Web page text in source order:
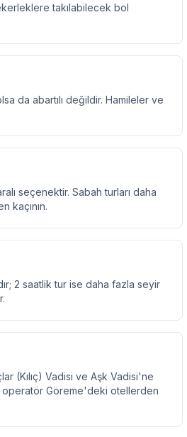
takılabilecek bol
da abartılı değildir. Hamileler ve
seçenektir. Sabah turları daha
kaçının.
2 saatlik tur ise daha fazla seyir
(Kılıç) Vadisi ve Aşk Vadisi'ne
operatör Göreme'deki otellerden